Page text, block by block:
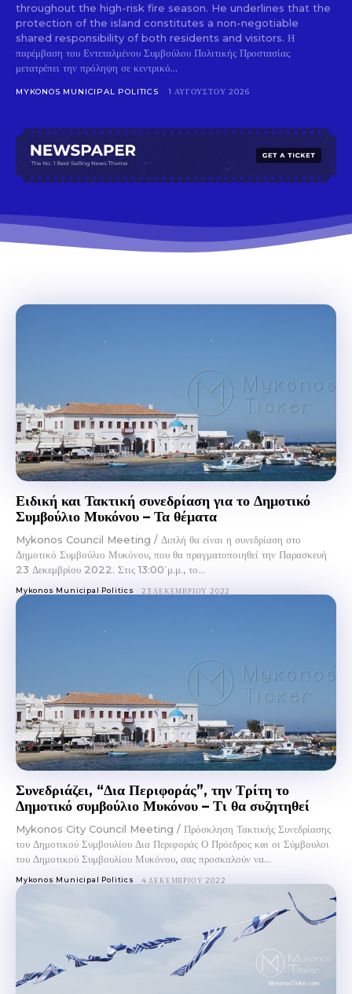
Don't miss
out!
to stay in the loop.
throughout the high-risk fire season. He underlines that the
protection of the island constitutes a non-negotiable
shared responsibility of both residents and visitors. Η
παρέμβαση του Εντεταλμένου Συμβούλου Πολιτικής Προστασίας
μετατρέπει την πρόληψη σε κεντρικό...
MYKONOS MUNICIPAL POLITICS 1 ΑΥΓΟΎΣΤΟΥ 2026
Ειδική και Τακτική συνεδρίαση για το Δημοτικό
Συμβούλιο Μυκόνου – Τα θέματα
Mykonos Council Meeting / Διπλή θα είναι η συνεδρίαση στο
Δημοτικό Συμβούλιο Μυκόνου, που θα πραγματοποιηθεί την Παρασκευή
23 Δεκεμβρίου 2022. Στις 13:00΄μ.μ., το...
Mykonos Municipal Politics 23 ΔΕΚΕΜΒΡΊΟΥ 2022
Συνεδριάζει, “Δια Περιφοράς”, την Τρίτη το
Δημοτικό συμβούλιο Μυκόνου – Τι θα συζητηθεί
Mykonos City Council Meeting / Πρόσκληση Τακτικής Συνεδρίασης
του Δημοτικού Συμβουλίου Δια Περιφοράς Ο Πρόεδρος και οι Σύμβουλοι
του Δημοτικού Συμβουλίου Μυκόνου, σας προσκαλούν να...
Mykonos Municipal Politics 4 ΔΕΚΕΜΒΡΊΟΥ 2022